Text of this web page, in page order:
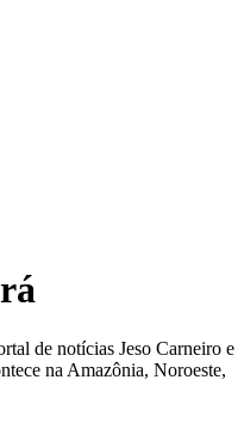
de notícias Jeso Carneiro e
na Amazônia, Noroeste,